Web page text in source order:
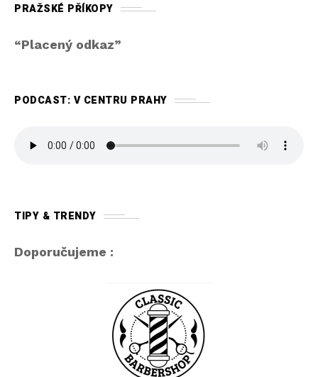
PRAŽSKÉ PŘÍKOPY
“Placený odkaz”
PODCAST: V CENTRU PRAHY
TIPY & TRENDY
Doporučujeme :